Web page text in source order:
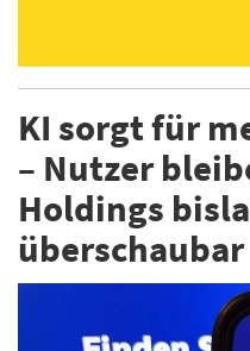
KI sorgt für
– Nutzer
Holdings
überschaubar